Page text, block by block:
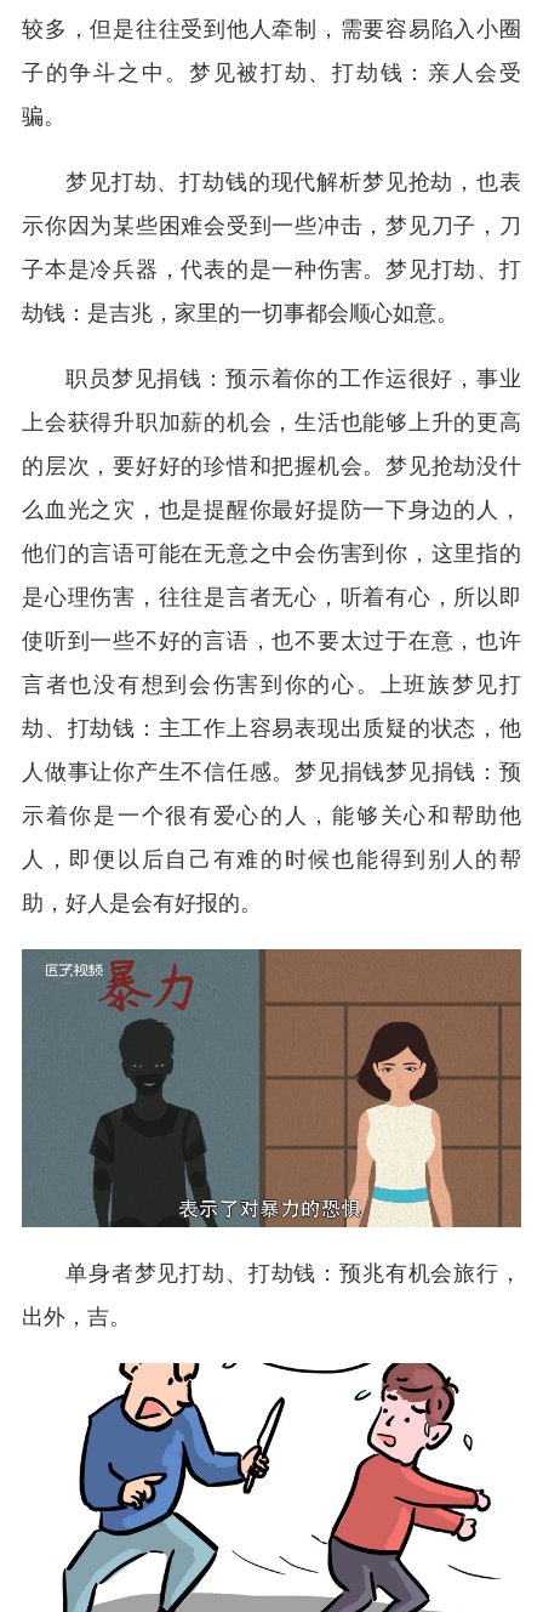
较多，但是往往受到他人牵制，需要容易陷入小圈
子的争斗之中。梦见被打劫、打劫钱：亲人会受
骗。
梦见打劫、打劫钱的现代解析梦见抢劫，也表
示你因为某些困难会受到一些冲击，梦见刀子，刀
子本是冷兵器，代表的是一种伤害。梦见打劫、打
劫钱：是吉兆，家里的一切事都会顺心如意。
职员梦见捐钱：预示着你的工作运很好，事业
上会获得升职加薪的机会，生活也能够上升的更高
的层次，要好好的珍惜和把握机会。梦见抢劫没什
么血光之灾，也是提醒你最好提防一下身边的人，
他们的言语可能在无意之中会伤害到你，这里指的
是心理伤害，往往是言者无心，听着有心，所以即
使听到一些不好的言语，也不要太过于在意，也许
言者也没有想到会伤害到你的心。上班族梦见打
劫、打劫钱：主工作上容易表现出质疑的状态，他
人做事让你产生不信任感。梦见捐钱梦见捐钱：预
示着你是一个很有爱心的人，能够关心和帮助他
人，即便以后自己有难的时候也能得到别人的帮
助，好人是会有好报的。
单身者梦见打劫、打劫钱：预兆有机会旅行，
出外，吉。